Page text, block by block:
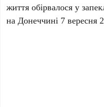
життя обірвалося у
на Донеччині 7 вересня